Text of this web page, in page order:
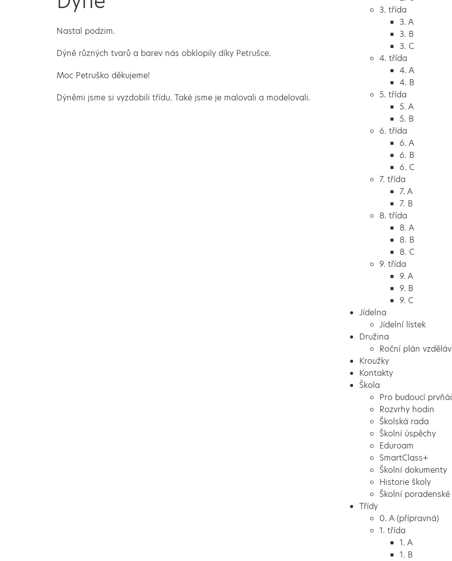
3. třída
3. A
3. B
3. C
4. třída
4. A
4. B
5. třída
5. A
5. B
6. třída
6. A
6. B
6. C
7. třída
7. A
7. B
8. třída
8. A
8. B
8. C
9. třída
9. A
9. B
9. C
Jídelna
Jídelní lístek
Družina
Roční plán
Kroužky
Kontakty
Škola
Pro budoucí
Rozvrhy hodin
Školská rada
Školní úspěchy
Eduroam
SmartClass+
Školní dokumenty
Historie školy
Školní
Třídy
0. A (přípravná)
1. třída
1. A
1. B
Nastal podzim.
Dýně různých tvarů a barev nás obklopily díky Petrušce.
Moc Petruško děkujeme!
Dýněmi jsme si vyzdobili třídu. Také jsme je malovali a modelovali.